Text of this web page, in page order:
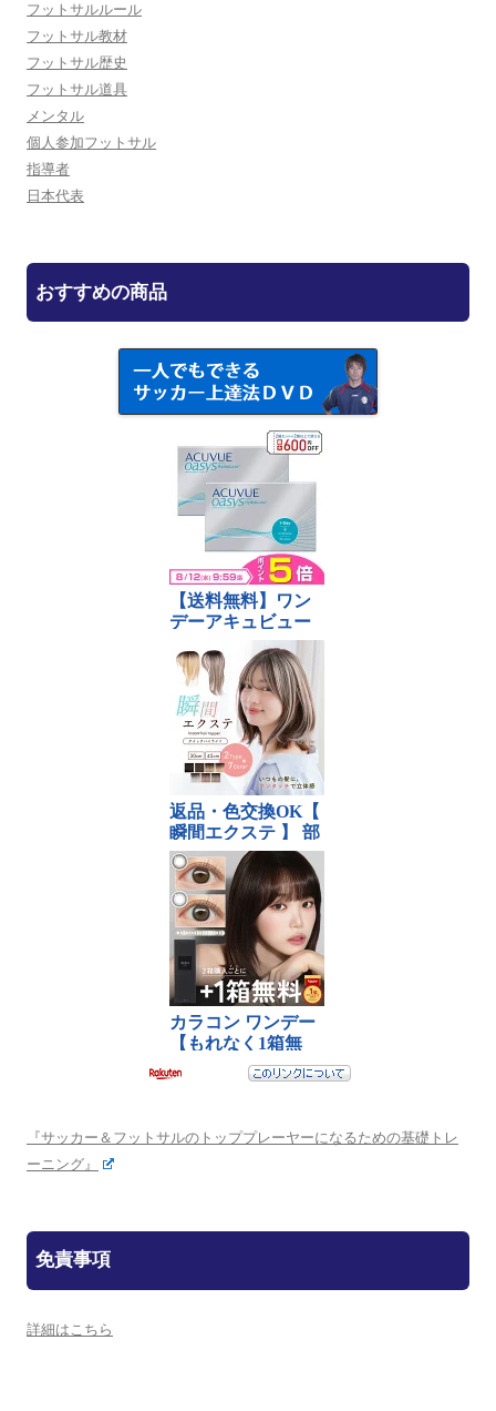
フットサルルール
フットサル教材
フットサル歴史
フットサル道具
メンタル
個人参加フットサル
指導者
日本代表
おすすめの商品
『サッカー＆フットサルのトッププレーヤーになるための基礎トレ
ーニング』
免責事項
詳細はこちら